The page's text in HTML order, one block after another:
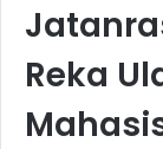
Reka